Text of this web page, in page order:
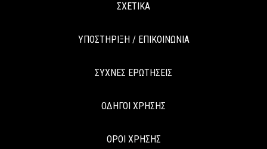
ΣΧΕΤΙΚΑ
ΥΠΟΣΤΗΡΙΞΗ / ΕΠΙΚΟΙΝΩΝΙΑ
ΣΥΧΝΕΣ ΕΡΩΤΗΣΕΙΣ
ΟΔΗΓΟΙ ΧΡΗΣΗΣ
ΟΡΟΙ ΧΡΗΣΗΣ